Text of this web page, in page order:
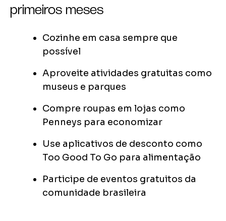
primeiros meses
Cozinhe em casa sempre que
possível
Aproveite atividades gratuitas como
museus e parques
Compre roupas em lojas como
Penneys para economizar
Use aplicativos de desconto como
Too Good To Go para alimentação
Participe de eventos gratuitos da
comunidade brasileira